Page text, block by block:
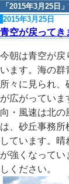
「 2015年3月25日
2015年3月25日
青空が戻ってき
今朝は青空が戻
います。海の群
所々に見られ
が広がっていま
向・風速は北の
は、砂丘事務所
しています。
が強くなってい
しください。